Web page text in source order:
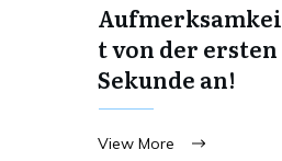
Aufmerksamkei
t von der ersten
Sekunde an!
View More